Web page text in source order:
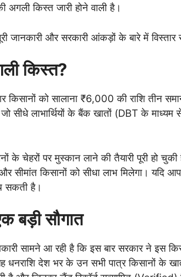
किस्त जारी होने वाली है।
जानकारी और सरकारी आंकड़ों के बारे में विस्तार
किस्त?
किसानों को सालाना ₹6,000 की राशि तीन
सीधे लाभार्थियों के बैंक खातों (DBT के माध्यम
के चेहरों पर मुस्कान लाने की तैयारी पूरी हो
सीमांत किसानों को सीधा लाभ मिलेगा। यदि
सकती है।
सौगात
सामने आ रही है कि इस बार सरकार ने इस
धनराशि देश भर के उन सभी पात्र किसानों के